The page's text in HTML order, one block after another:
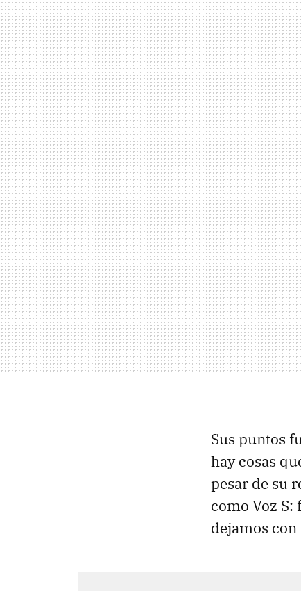
Sus puntos
hay cosas
pesar de su
como Voz
dejamos